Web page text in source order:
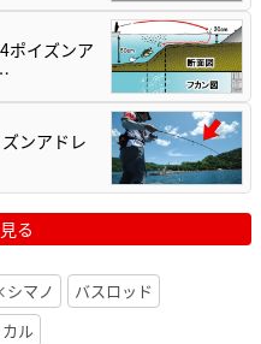
ポイズンア
ンアドレ
る
マノ
バスロッド
ル